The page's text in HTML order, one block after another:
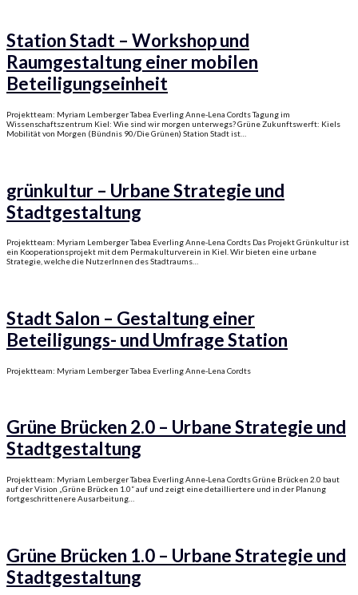
Station Stadt – Workshop und
Raumgestaltung einer mobilen
Beteiligungseinheit
Projektteam: Myriam Lemberger Tabea Everling Anne-Lena Cordts Tagung im
Wissenschaftszentrum Kiel: Wie sind wir morgen unterwegs? Grüne Zukunftswerft: Kiels
Mobilität von Morgen (Bündnis 90/Die Grünen) Station Stadt ist…
grünkultur – Urbane Strategie und
Stadtgestaltung
Projektteam: Myriam Lemberger Tabea Everling Anne-Lena Cordts Das Projekt Grünkultur ist
ein Kooperationsprojekt mit dem Permakulturverein in Kiel. Wir bieten eine urbane
Strategie, welche die NutzerInnen des Stadtraums…
Stadt Salon – Gestaltung einer
Beteiligungs- und Umfrage Station
Projektteam: Myriam Lemberger Tabea Everling Anne-Lena Cordts
Grüne Brücken 2.0 – Urbane Strategie und
Stadtgestaltung
Projektteam: Myriam Lemberger Tabea Everling Anne-Lena Cordts Grüne Brücken 2.0 baut
auf der Vision „Grüne Brücken 1.0“ auf und zeigt eine detailliertere und in der Planung
fortgeschrittenere Ausarbeitung…
Grüne Brücken 1.0 – Urbane Strategie und
Stadtgestaltung